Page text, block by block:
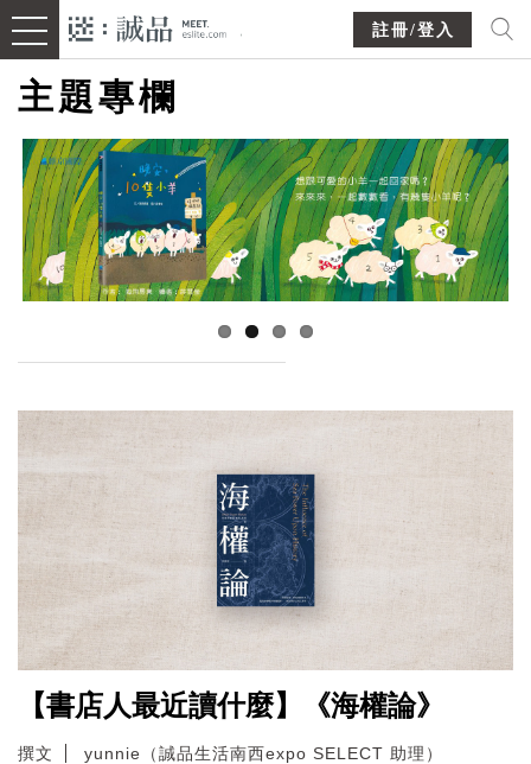
註冊/登入
主題專欄
【書店人最近讀什麼】《海權論》
撰文 yunnie（誠品生活南西expo SELECT 助理）